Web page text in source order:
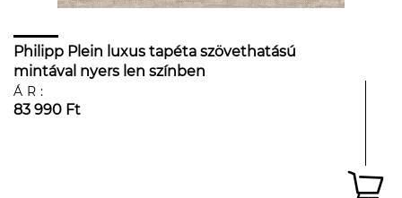
Philipp Plein luxus tapéta szövethatású
mintával nyers len színben
ÁR:
83 990 Ft